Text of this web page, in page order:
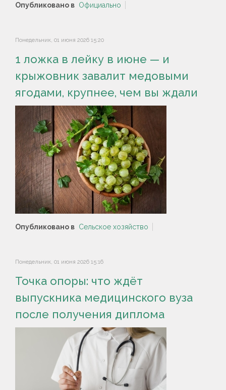
Опубликовано в Официально
Понедельник, 01 июня 2026 15:20
1 ложка в лейку в июне — и
крыжовник завалит медовыми
ягодами, крупнее, чем вы ждали
Опубликовано в Сельское хозяйство
Понедельник, 01 июня 2026 15:16
Точка опоры: что ждёт
выпускника медицинского вуза
после получения диплома